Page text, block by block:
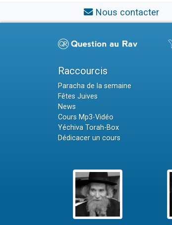
Nous contacter
Raccourcis
Paracha de la semaine
Fêtes Juives
News
Cours Mp3-Vidéo
Yéchiva Torah-Box
Dédicacer un cours